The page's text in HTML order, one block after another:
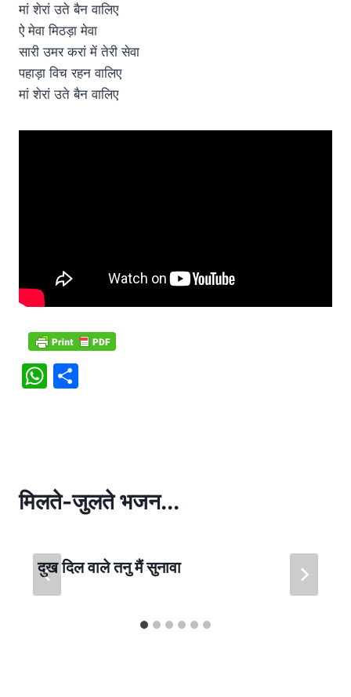
मां शेरां उते बैन वालिए
ऐ मेवा मिठड़ा मेवा
सारी उमर करां में तेरी सेवा
पहाड़ा विच रहन वालिए
मां शेरां उते बैन वालिए
W
p
मिलते-जुलते भजन...
दुख दिल वाले तनु मैं सुनावा